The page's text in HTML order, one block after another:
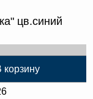
цв.синий
корзину